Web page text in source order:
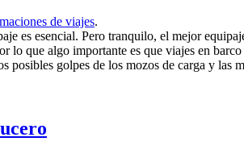
de viajes.
es esencial. Pero tranquilo, el mejor
lo que algo importante es que viajes en
posibles golpes de los mozos de carga y